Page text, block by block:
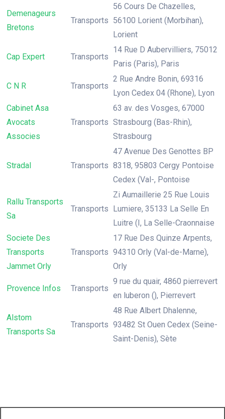
Demenageurs
Bretons
Transports
56 Cours De Chazelles,
56100 Lorient (Morbihan),
Lorient
Cap Expert Transports
14 Rue D Aubervilliers, 75012
Paris (Paris), Paris
C N R Transports
2 Rue Andre Bonin, 69316
Lyon Cedex 04 (Rhone), Lyon
Cabinet Asa
Avocats
Associes
Transports
63 av. des Vosges, 67000
Strasbourg (Bas-Rhin),
Strasbourg
Stradal Transports
47 Avenue Des Genottes BP
8318, 95803 Cergy Pontoise
Cedex (Val-, Pontoise
Rallu Transports
Sa
Transports
Zi Aumaillerie 25 Rue Louis
Lumiere, 35133 La Selle En
Luitre (I, La Selle-Craonnaise
Societe Des
Transports
Jammet Orly
Transports
17 Rue Des Quinze Arpents,
94310 Orly (Val-de-Marne),
Orly
Provence Infos Transports
9 rue du quair, 4860 pierrevert
en luberon (), Pierrevert
Alstom
Transports Sa
Transports
48 Rue Albert Dhalenne,
93482 St Ouen Cedex (Seine-
Saint-Denis), Sète